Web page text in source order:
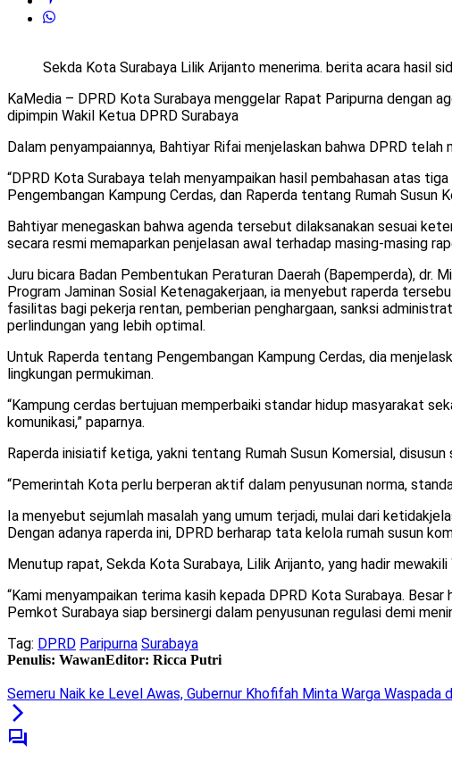
Sekda Kota Surabaya Lilik Arijanto menerima. berita acara hasil
KaMedia – DPRD Kota Surabaya menggelar Rapat Paripurna dengan
dipimpin Wakil Ketua DPRD Surabaya
Dalam penyampaiannya, Bahtiyar Rifai menjelaskan bahwa DPRD
“DPRD Kota Surabaya telah menyampaikan hasil pembahasan atas
Pengembangan Kampung Cerdas, dan Raperda tentang Rumah Susun
Bahtiyar menegaskan bahwa agenda tersebut dilaksanakan sesuai
secara resmi memaparkan penjelasan awal terhadap masing-masing
Juru bicara Badan Pembentukan Peraturan Daerah (Bapemperda), dr.
Program Jaminan Sosial Ketenagakerjaan, ia menyebut raperda
fasilitas bagi pekerja rentan, pemberian penghargaan, sanksi
perlindungan yang lebih optimal.
Untuk Raperda tentang Pengembangan Kampung Cerdas, dia
lingkungan permukiman.
“Kampung cerdas bertujuan memperbaiki standar hidup masyarakat
komunikasi,” paparnya.
Raperda inisiatif ketiga, yakni tentang Rumah Susun Komersial,
“Pemerintah Kota perlu berperan aktif dalam penyusunan norma,
Ia menyebut sejumlah masalah yang umum terjadi, mulai dari
Dengan adanya raperda ini, DPRD berharap tata kelola rumah susun
Menutup rapat, Sekda Kota Surabaya, Lilik Arijanto, yang hadir
“Kami menyampaikan terima kasih kepada DPRD Kota Surabaya.
Pemkot Surabaya siap bersinergi dalam penyusunan regulasi demi
Tag: DPRD Paripurna Surabaya
Penulis: WawanEditor: Ricca Putri
Semeru Naik ke Level Awas, Gubernur Khofifah Minta Warga Waspada